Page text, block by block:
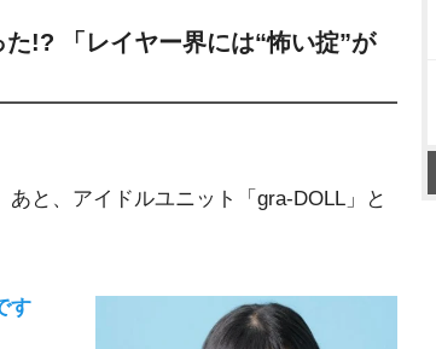
!? 「レイヤー界には“怖い掟”が
と、アイドルユニット「gra-DOLL」と
す